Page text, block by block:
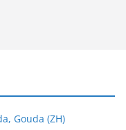
Gouda (ZH)